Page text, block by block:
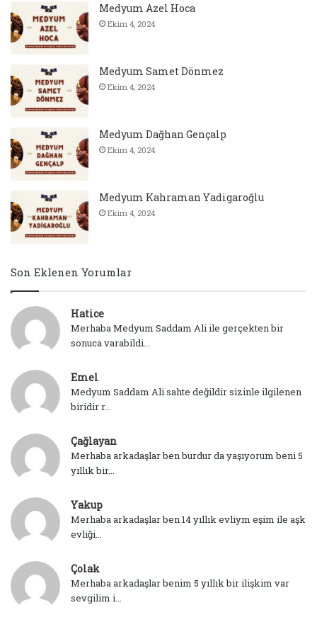
Medyum Azel Hoca
Ekim 4, 2024
Medyum Samet Dönmez
Ekim 4, 2024
Medyum Dağhan Gençalp
Ekim 4, 2024
Medyum Kahraman Yadigaroğlu
Ekim 4, 2024
Son Eklenen Yorumlar
Hatice
Merhaba Medyum Saddam Ali ile gerçekten bir
sonuca varabildi...
Emel
Medyum Saddam Ali sahte değildir sizinle ilgilenen
biridir r...
Çağlayan
Merhaba arkadaşlar ben burdur da yaşıyorum beni 5
yıllık bir...
Yakup
Merhaba arkadaşlar ben 14 yıllık evliym eşim ile aşk
evliği...
Çolak
Merhaba arkadaşlar benim 5 yıllık bir ilişkim var
sevgilim i...